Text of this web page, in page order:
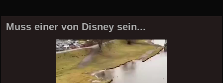
Muss einer von Disney sein...